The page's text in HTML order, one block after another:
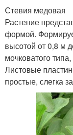
Стевия медовая
Растение
формой.
высотой от 0,8 м
мочковатого
Листовые
простые, слегка